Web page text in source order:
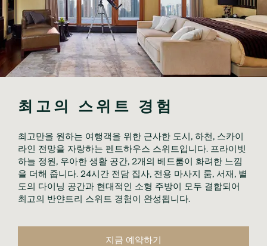
최고의 스위트 경험
최고만을 원하는 여행객을 위한 근사한 도시, 하천, 스카이
라인 전망을 자랑하는 펜트하우스 스위트입니다. 프라이빗
하늘 정원, 우아한 생활 공간, 2개의 베드룸이 화려한 느낌
을 더해 줍니다. 24시간 전담 집사, 전용 마사지 룸, 서재, 별
도의 다이닝 공간과 현대적인 소형 주방이 모두 결합되어
최고의 반얀트리 스위트 경험이 완성됩니다.
지금 예약하기